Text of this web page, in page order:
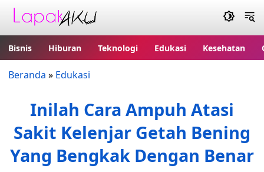
Bisnis Hiburan Teknologi Edukasi Kesehatan
Beranda » Edukasi
Inilah Cara Ampuh Atasi
Sakit Kelenjar Getah Bening
Yang Bengkak Dengan Benar